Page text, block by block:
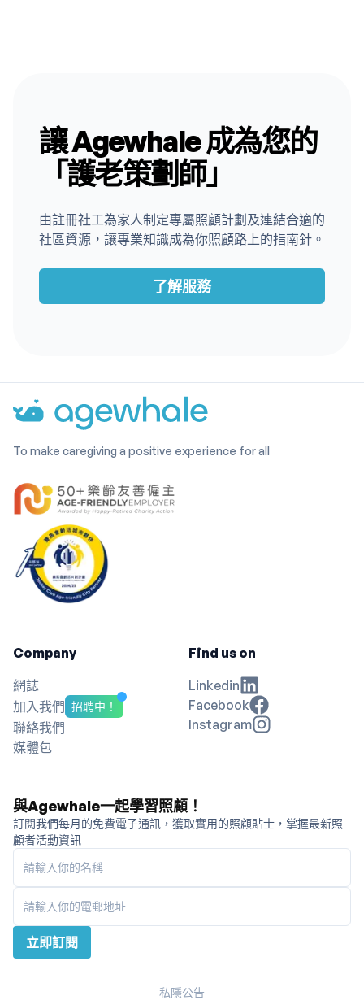
讓 Agewhale 成為您的
「護老策劃師」
由註冊社工為家人制定專屬照顧計劃及連結合適的
社區資源，讓專業知識成為你照顧路上的指南針。
了解服務
To make caregiving a positive experience for all
Company
網誌
加入我們 招聘中！
聯絡我們
媒體包
Find us on
Linkedin
Facebook
Instagram
與Agewhale一起學習照顧！
訂閱我們每月的免費電子通訊，獲取實用的照顧貼士，掌握最新照
顧者活動資訊
請輸入你的名稱
請輸入你的電郵地址
立即訂閱
私隱公告